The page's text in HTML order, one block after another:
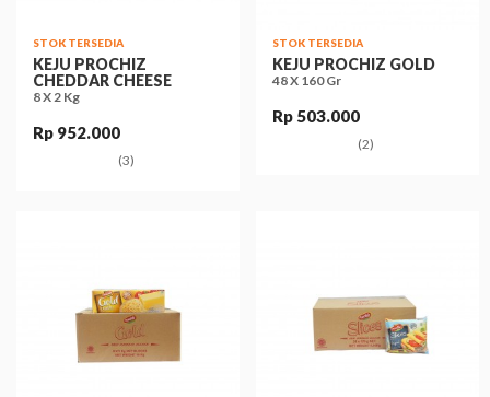
STOK TERSEDIA
KEJU PROCHIZ
CHEDDAR CHEESE
8 X 2 Kg
Rp 952.000
(3)
STOK TERSEDIA
KEJU PROCHIZ GOLD
48 X 160 Gr
Rp 503.000
(2)